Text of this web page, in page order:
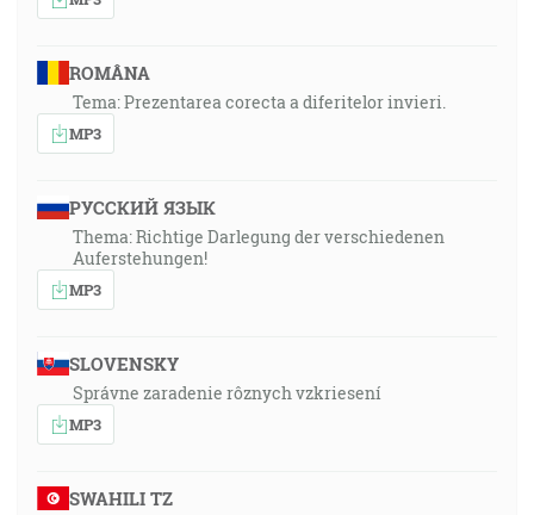
ROMÂNA
Tema: Prezentarea corecta a diferitelor invieri.
MP3
РУССКИЙ ЯЗЫК
Thema: Richtige Darlegung der verschiedenen
Auferstehungen!
MP3
SLOVENSKY
Správne zaradenie rôznych vzkriesení
MP3
SWAHILI TZ